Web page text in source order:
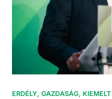
ERDÉLY GAZDASÁG